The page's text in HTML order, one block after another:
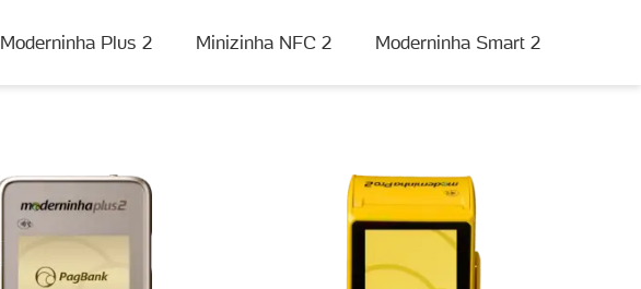
Moderninha Plus 2 Minizinha NFC 2 Moderninha Smart 2